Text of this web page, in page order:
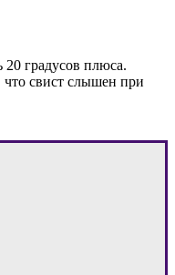
градусов плюса.
что свист слышен при